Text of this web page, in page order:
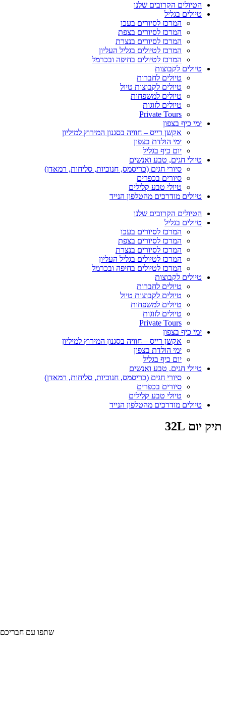
הטיולים הקרובים שלנו
טיולים בגליל
המרכז לסיורים בעכו
המרכז לסיורים בצפת
המרכז לסיורים בנצרת
המרכז לטיולים בגליל העליון
המרכז לטיולים בחיפה ובכרמל
טיולים לקבוצות
טיולים לחברות
טיולים לקבוצות טיול
טיולים למשפחות
טיולים לזוגות
Private Tours
ימי כיף בצפון
אקשן רייס – חוויה בסגנון המירוץ למיליון
ימי הולדת בצפון
יום כיף בגליל
טיולי חגים, טבע ואנשים
סיורי חגים (כריסמס, חנוכיות, סליחות, רמאדן)
סיורים בכפרים
טיולי טבע קלילים
טיולים מודרכים מהטלפון הנייד
הטיולים הקרובים שלנו
טיולים בגליל
המרכז לסיורים בעכו
המרכז לסיורים בצפת
המרכז לסיורים בנצרת
המרכז לטיולים בגליל העליון
המרכז לטיולים בחיפה ובכרמל
טיולים לקבוצות
טיולים לחברות
טיולים לקבוצות טיול
טיולים למשפחות
טיולים לזוגות
Private Tours
ימי כיף בצפון
אקשן רייס – חוויה בסגנון המירוץ למיליון
ימי הולדת בצפון
יום כיף בגליל
טיולי חגים, טבע ואנשים
סיורי חגים (כריסמס, חנוכיות, סליחות, רמאדן)
סיורים בכפרים
טיולי טבע קלילים
טיולים מודרכים מהטלפון הנייד
תיק יום 32L
שתפו עם חבריכם :